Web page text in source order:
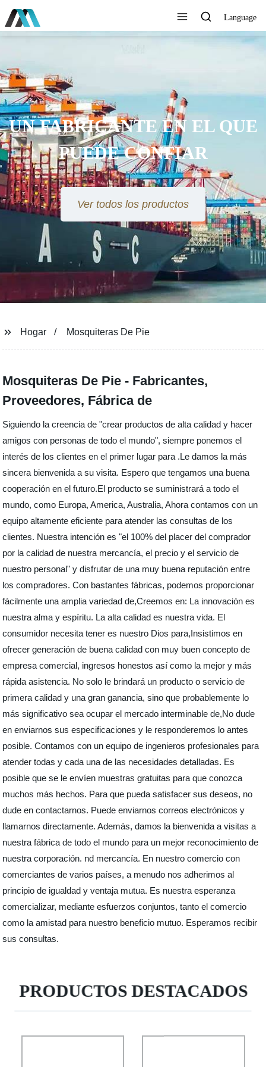
Language
UN FABRICANTE EN EL QUE
PUEDE CONFIAR
Ver todos los productos
Hogar Mosquiteras De Pie
Mosquiteras De Pie - Fabricantes,
Proveedores, Fábrica de
Siguiendo la creencia de "crear productos de alta calidad y hacer
amigos con personas de todo el mundo", siempre ponemos el
interés de los clientes en el primer lugar para .Le damos la más
sincera bienvenida a su visita. Espero que tengamos una buena
cooperación en el futuro.El producto se suministrará a todo el
mundo, como Europa, America, Australia, Ahora contamos con un
equipo altamente eficiente para atender las consultas de los
clientes. Nuestra intención es "el 100% del placer del comprador
por la calidad de nuestra mercancía, el precio y el servicio de
nuestro personal" y disfrutar de una muy buena reputación entre
los compradores. Con bastantes fábricas, podemos proporcionar
fácilmente una amplia variedad de,Creemos en: La innovación es
nuestra alma y espíritu. La alta calidad es nuestra vida. El
consumidor necesita tener es nuestro Dios para,Insistimos en
ofrecer generación de buena calidad con muy buen concepto de
empresa comercial, ingresos honestos así como la mejor y más
rápida asistencia. No solo le brindará un producto o servicio de
primera calidad y una gran ganancia, sino que probablemente lo
más significativo sea ocupar el mercado interminable de,No dude
en enviarnos sus especificaciones y le responderemos lo antes
posible. Contamos con un equipo de ingenieros profesionales para
atender todas y cada una de las necesidades detalladas. Es
posible que se le envíen muestras gratuitas para que conozca
muchos más hechos. Para que pueda satisfacer sus deseos, no
dude en contactarnos. Puede enviarnos correos electrónicos y
llamarnos directamente. Además, damos la bienvenida a visitas a
nuestra fábrica de todo el mundo para un mejor reconocimiento de
nuestra corporación. nd mercancía. En nuestro comercio con
comerciantes de varios países, a menudo nos adherimos al
principio de igualdad y ventaja mutua. Es nuestra esperanza
comercializar, mediante esfuerzos conjuntos, tanto el comercio
como la amistad para nuestro beneficio mutuo. Esperamos recibir
sus consultas.
PRODUCTOS DESTACADOS